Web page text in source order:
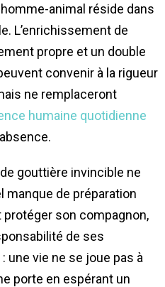
animal réside dans
L’enrichissement de
propre et un double
convenir à la rigueur
ne remplaceront
humaine quotidienne
gouttière invincible ne
manque de préparation
protéger son compagnon,
de ses
une vie ne se joue pas à
porte en espérant un